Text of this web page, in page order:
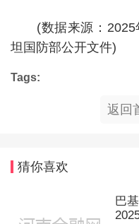
(数据来源：2025
坦国防部公开文件)
Tags:
返回
猜你喜欢
巴